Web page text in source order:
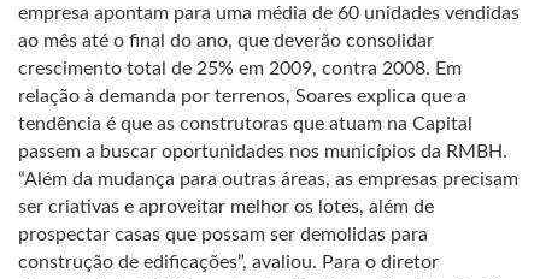
empresa apontam para uma média de 60 unidades vendidas
ao mês até o final do ano, que deverão consolidar
crescimento total de 25% em 2009, contra 2008. Em
relação à demanda por terrenos, Soares explica que a
tendência é que as construtoras que atuam na Capital
passem a buscar oportunidades nos municípios da RMBH.
“Além da mudança para outras áreas, as empresas precisam
ser criativas e aproveitar melhor os lotes, além de
prospectar casas que possam ser demolidas para
construção de edificações”, avaliou. Para o diretor